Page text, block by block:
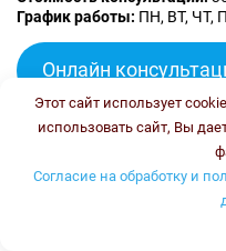
График работы: ПН, ВТ, ЧТ,
Онлайн
Тлупова
Этот сайт использует
использовать сайт, Вы
Согласие на обработку и